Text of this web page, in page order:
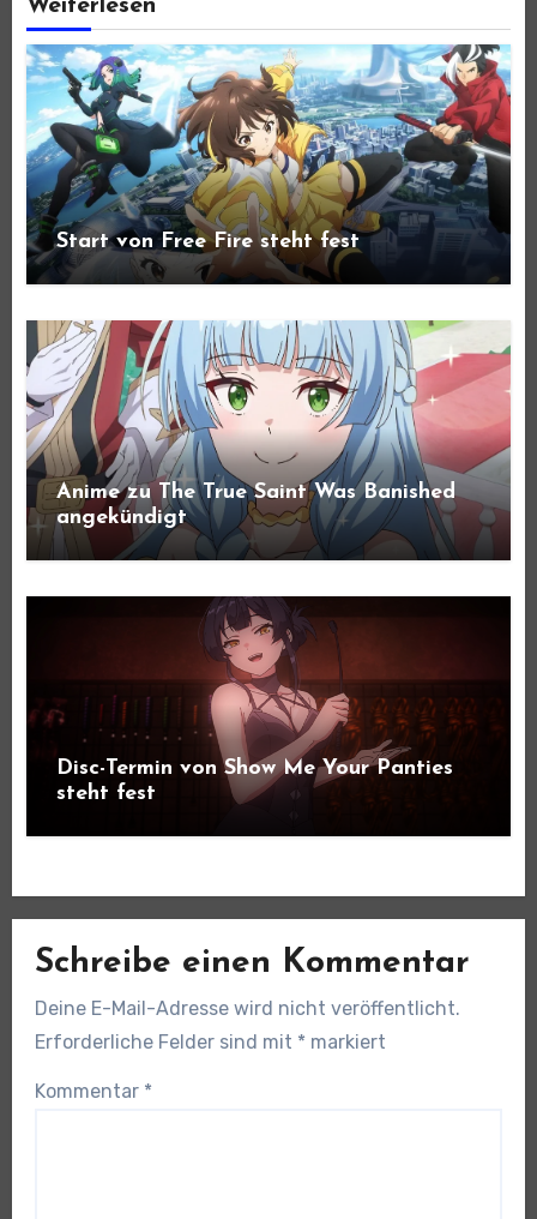
Weiterlesen
Start von Free Fire steht fest
Anime zu The True Saint Was Banished
angekündigt
Disc-Termin von Show Me Your Panties
steht fest
Schreibe einen Kommentar
Deine E-Mail-Adresse wird nicht veröffentlicht.
Erforderliche Felder sind mit * markiert
Kommentar *